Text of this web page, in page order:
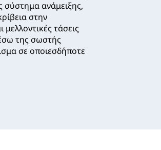
σύστημα ανάμειξης,
στην
τάσεις
της σωστής
σε οποιεσδήποτε